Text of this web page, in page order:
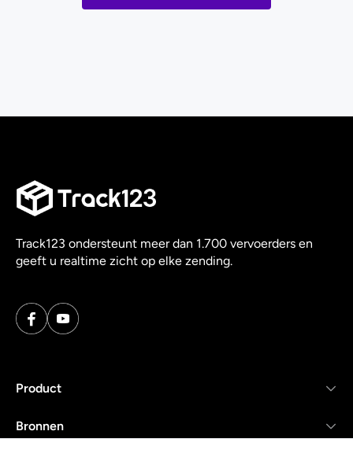
Track123 ondersteunt meer dan 1.700 vervoerders en
geeft u realtime zicht op elke zending.
Product
Bronnen